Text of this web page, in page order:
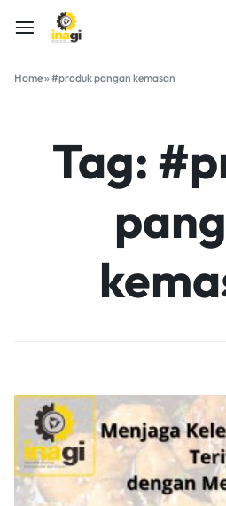
Home» #produk pangan kemasan
Tag: